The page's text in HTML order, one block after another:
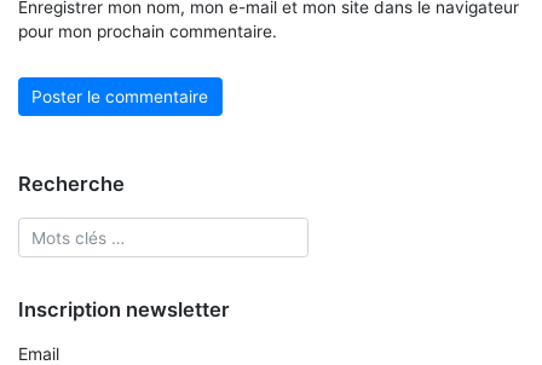
Enregistrer mon nom, mon e-mail et mon site dans le navigateur
pour mon prochain commentaire.
Recherche
Inscription newsletter
Email